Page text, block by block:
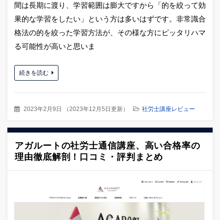
間は長期に渡り、学習範囲は膨大ですから「的を絞って効
果的な学習をしたい」という方は多いはずです。非常識合
格法の的を絞った学習方法が、その様な方にピッタリハマ
る可能性が高いと思いま
続きを読む
2023年2月9日 （ 2023年12月5日更新） 社労士講座レビュー
アガルートの社労士通信講座、高い合格率の
理由徹底解剖！口コミ・評判まとめ